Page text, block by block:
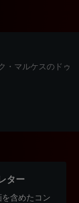
・マルケスのドゥ
ター
含めたコン